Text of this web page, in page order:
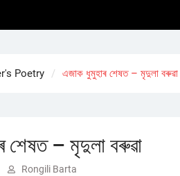
Poetry এজাক ধুমুহাৰ শেষত – মৃদুলা বৰুৱা
শেষত – মৃদুলা বৰুৱা
Rongili Barta